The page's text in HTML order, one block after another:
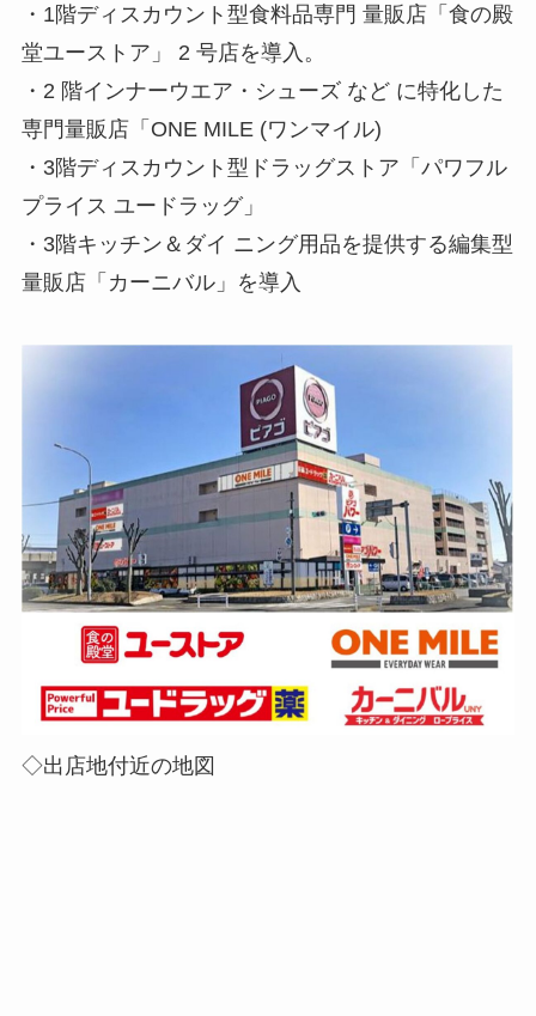
・1階ディスカウント型食料品専門 量販店「食の殿
堂ユーストア」 2 号店を導入。
・2 階インナーウエア・シューズ など に特化した
専門量販店「ONE MILE (ワンマイル)
・3階ディスカウント型ドラッグストア「パワフル
プライス ユードラッグ」
・3階キッチン＆ダイ ニング用品を提供する編集型
量販店「カーニバル」を導入
◇出店地付近の地図